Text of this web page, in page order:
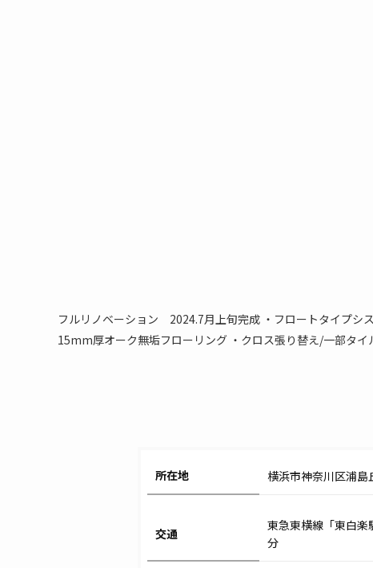
フルリノベーション 2024.7月上旬完成 ・フロートタイプシ
15mm厚オーク無垢フローリング ・クロス張り替え/一部タ
所在地 横浜市神奈川区浦島
交通
東急東横線「東白
分